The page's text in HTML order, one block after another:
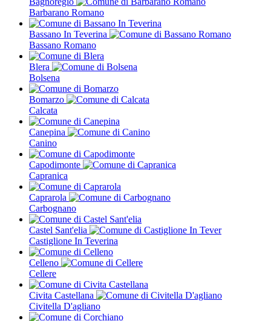
Barbarano Romano
Bassano In Teverina
Bassano Romano
Blera
Bolsena
Bomarzo
Calcata
Canepina
Canino
Capodimonte
Capranica
Caprarola
Carbognano
Castel Sant'elia
Castiglione In Teverina
Celleno
Cellere
Civita Castellana
Civitella D'agliano